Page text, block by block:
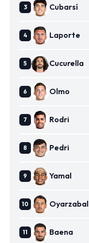
Cubarsí
Laporte
Cucurella
Olmo
Rodri
Pedri
Yamal
Oyarzabal
Baena